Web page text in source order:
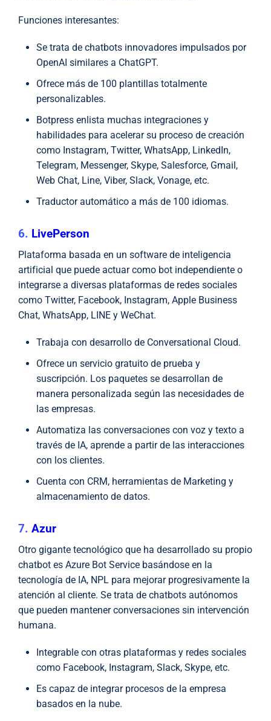
Funciones interesantes:
Se trata de chatbots innovadores impulsados por
OpenAI similares a ChatGPT.
Ofrece más de 100 plantillas totalmente
personalizables.
Botpress enlista muchas integraciones y
habilidades para acelerar su proceso de creación
como Instagram, Twitter, WhatsApp, LinkedIn,
Telegram, Messenger, Skype, Salesforce, Gmail,
Web Chat, Line, Viber, Slack, Vonage, etc.
Traductor automático a más de 100 idiomas.
6. LivePerson
Plataforma basada en un software de inteligencia
artificial que puede actuar como bot independiente o
integrarse a diversas plataformas de redes sociales
como Twitter, Facebook, Instagram, Apple Business
Chat, WhatsApp, LINE y WeChat.
Trabaja con desarrollo de Conversational Cloud.
Ofrece un servicio gratuito de prueba y
suscripción. Los paquetes se desarrollan de
manera personalizada según las necesidades de
las empresas.
Automatiza las conversaciones con voz y texto a
través de IA, aprende a partir de las interacciones
con los clientes.
Cuenta con CRM, herramientas de Marketing y
almacenamiento de datos.
7. Azur
Otro gigante tecnológico que ha desarrollado su propio
chatbot es Azure Bot Service basándose en la
tecnología de IA, NPL para mejorar progresivamente la
atención al cliente. Se trata de chatbots autónomos
que pueden mantener conversaciones sin intervención
humana.
Integrable con otras plataformas y redes sociales
como Facebook, Instagram, Slack, Skype, etc.
Es capaz de integrar procesos de la empresa
basados en la nube.